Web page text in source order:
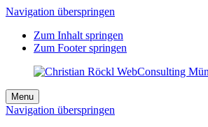
Navigation überspringen
Zum Inhalt springen
Zum Footer springen
Menu
Navigation überspringen